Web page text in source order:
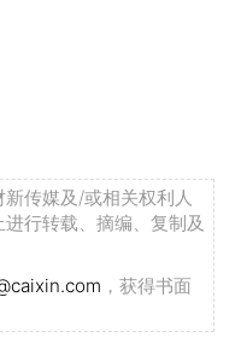
传媒及/或相关权利人
行转载、摘编、复制及
，获得书面